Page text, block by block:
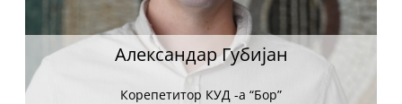
Александар Губијан
Корепетитор КУД -а “Бор”